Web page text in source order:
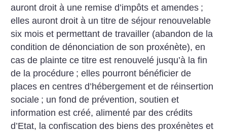
auront droit à une remise d’impôts et amendes ;
elles auront droit à un titre de séjour renouvelable
six mois et permettant de travailler (abandon de la
condition de dénonciation de son proxénète), en
cas de plainte ce titre est renouvelé jusqu’à la fin
de la procédure ; elles pourront bénéficier de
places en centres d’hébergement et de réinsertion
sociale ; un fond de prévention, soutien et
information est créé, alimenté par des crédits
d’Etat, la confiscation des biens des proxénètes et